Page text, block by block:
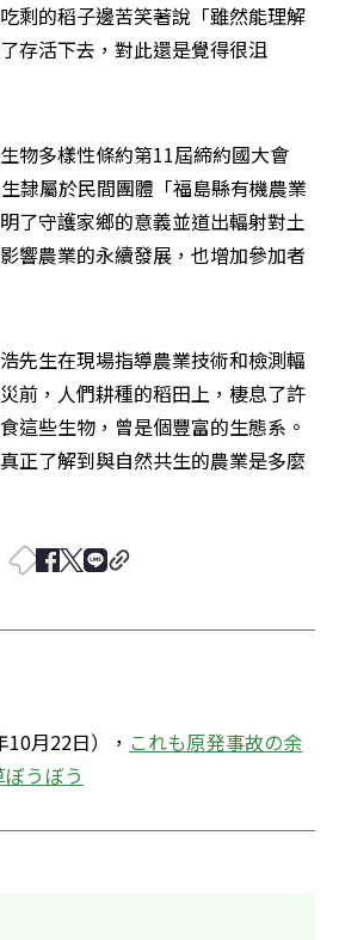
剩的稻子邊苦笑著說「雖然能理解
存活下去，對此還是覺得很沮
物多樣性條約第11屆締約國大會
生隸屬於民間團體「福島縣有機農業
了守護家鄉的意義並道出輻射對土
響農業的永續發展，也增加參加者
先生在現場指導農業技術和檢測輻
前，人們耕種的稻田上，棲息了許
這些生物，曾是個豐富的生態系。
正了解到與自然共生的農業是多麼
月22日）， これも原発事故の余
うぼう